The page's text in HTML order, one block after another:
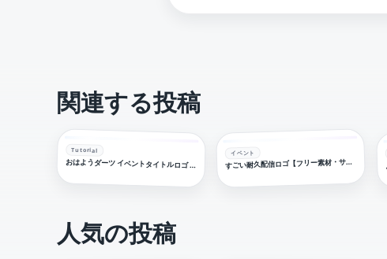
関連する投稿
Tutorial
おはようダーツ イベントタイトルロゴ フリー素材
イベント
す
ごい耐久配信ロゴ【フリー素材・サムネ素材】
人気の投稿